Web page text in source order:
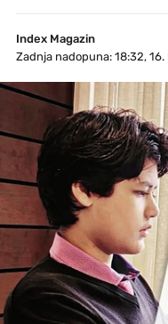
Index Magazin
Zadnja nadopuna: 18:32,